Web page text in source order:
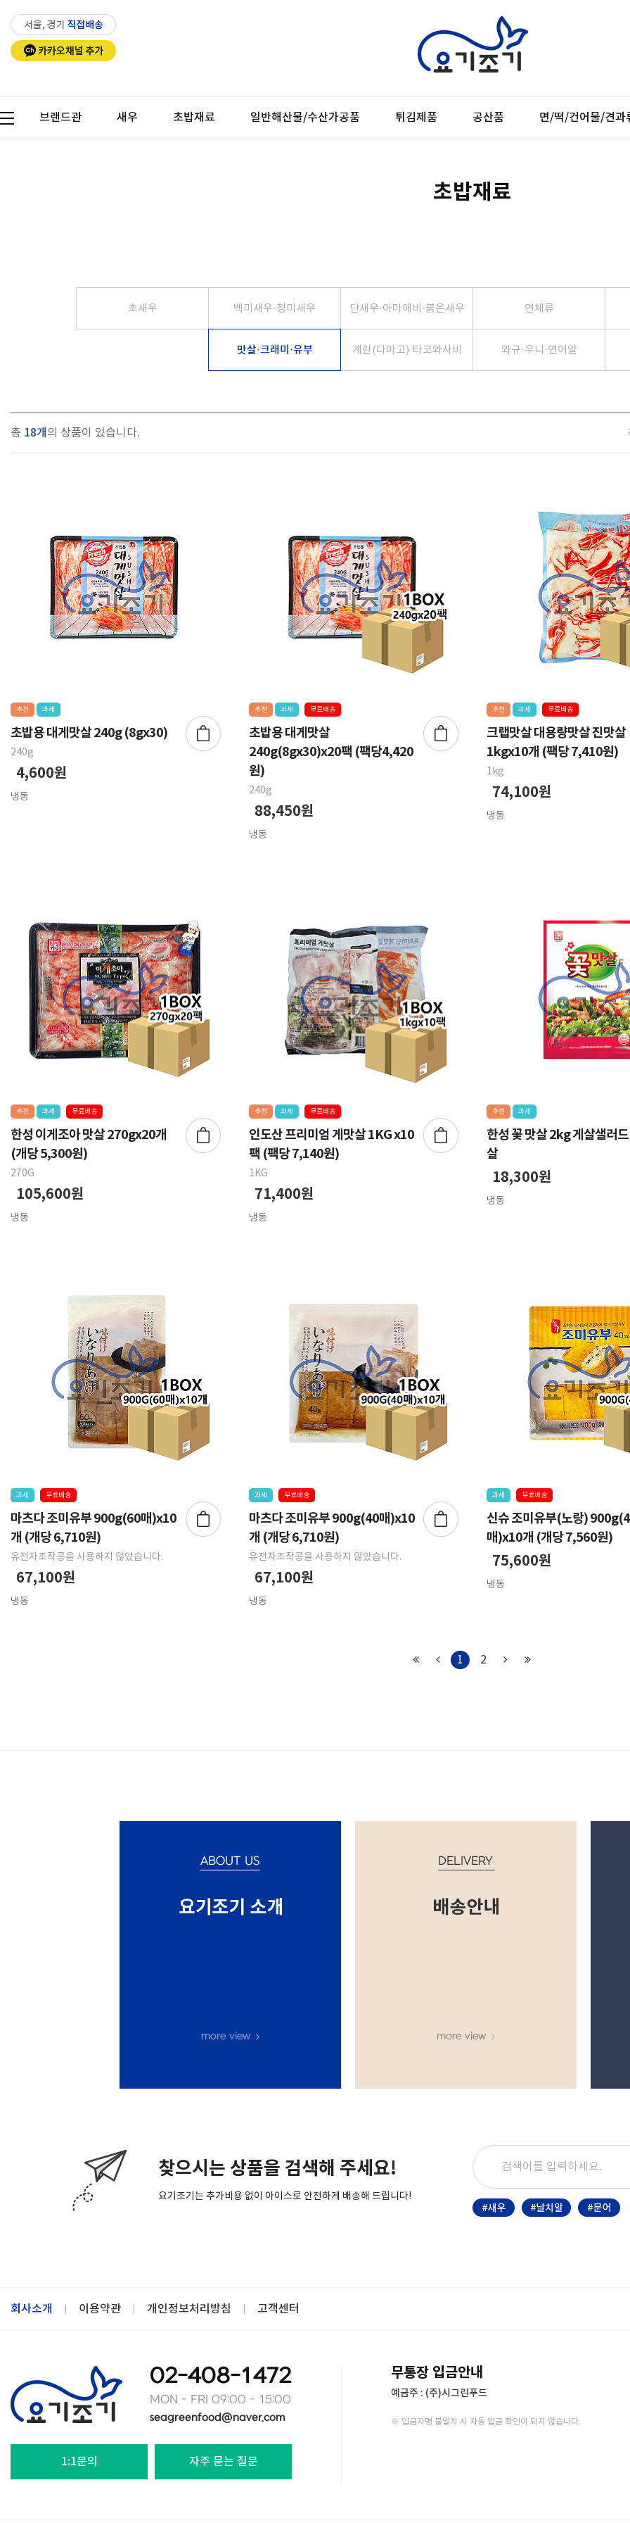
Previous Next
브랜드관 새우 초밥재료 일반해산물/수산가공품 튀김제품 공산품 면/떡/건어물/견과
초밥재료
초새우 백미새우·청미새우 단새우·아마애비·붉은새우 연체류
맛살·크래미·유부 계란(다마고)·타코와사비 와규·우니·연어알
총 18개 의 상품이 있습니다.
추천 과세
초밥용 대게맛살 240g (8gx30)
240g
4,600원
냉동
추천 과세 무료배송
초밥용 대게맛살
240g(8gx30)x20팩 (팩당4,420
원)
240g
88,450원
냉동
추천 과세 무료배송
크랩맛살 대용량맛살 진맛살
1kgx10개 (팩당 7,410원)
1kg
74,100원
냉동
추천 과세 무료배송
한성 이게조아 맛살 270gx20개
(개당 5,300원)
270G
105,600원
냉동
추천 과세 무료배송
인도산 프리미엄 게맛살 1KG x10
팩 (팩당 7,140원)
1KG
71,400원
냉동
추천 과세
한성 꽃 맛살 2kg 게살샐러
살
18,300원
냉동
과세 무료배송
마츠다 조미유부 900g(60매)x10
개 (개당 6,710원)
유전자조작콩을 사용하지 않았습니다.
67,100원
냉동
과세 무료배송
마츠다 조미유부 900g(40매)x10
개 (개당 6,710원)
유전자조작콩을 사용하지 않았습니다.
67,100원
냉동
과세 무료배송
신슈 조미유부(노랑)
매)x10개 (개당 7,560원)
75,600원
냉동
1 2
찾으시는 상품을 검색해 주세요!
요기조기는 추가비용 없이 아이스로 안전하게 배송해 드립니다!
회사소개 이용약관 개인정보처리방침 고객센터
02-408-1472
MON - FRI 09:00 - 15:00
seagreenfood@naver.com
1:1문의 자주 묻는 질문
무통장 입금안내
예금주 : (주)시그린푸드
※ 입금자명 불일치 시 자동 입금 확인이 되지 않습니다.